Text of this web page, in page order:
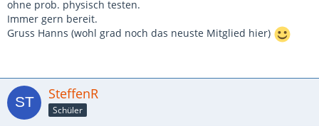
ohne prob. physisch testen.
Immer gern bereit.
Gruss Hanns (wohl grad noch das neuste Mitglied hier)
SteffenR
Schüler